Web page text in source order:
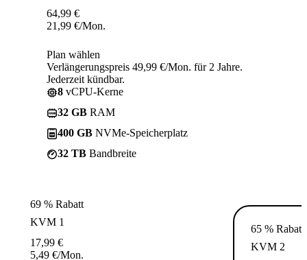
64,99 €
21,99 €/Mon.
Plan wählen
Verlängerungspreis 49,99 €/Mon. für 2 Jahre.
Jederzeit kündbar.
8 vCPU-Kerne
32 GB RAM
400 GB NVMe-Speicherplatz
32 TB Bandbreite
69 % Rabatt
KVM 1
17,99 €
5,49 €/Mon.
65 % Rabatt
KVM 2